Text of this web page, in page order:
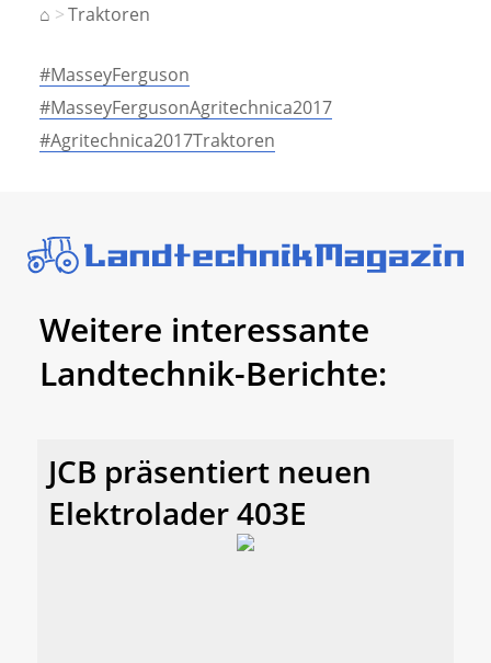
⌂ Traktoren
#MasseyFerguson
#MasseyFergusonAgritechnica2017
#Agritechnica2017Traktoren
Weitere interessante
Landtechnik-Berichte:
JCB präsentiert neuen
Elektrolader 403E